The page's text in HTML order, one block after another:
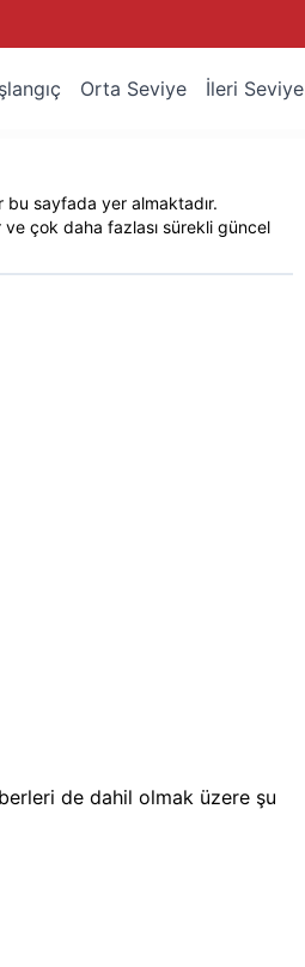
Orta Seviye İleri Seviye
sayfada yer almaktadır.
çok daha fazlası sürekli güncel
de dahil olmak üzere şu